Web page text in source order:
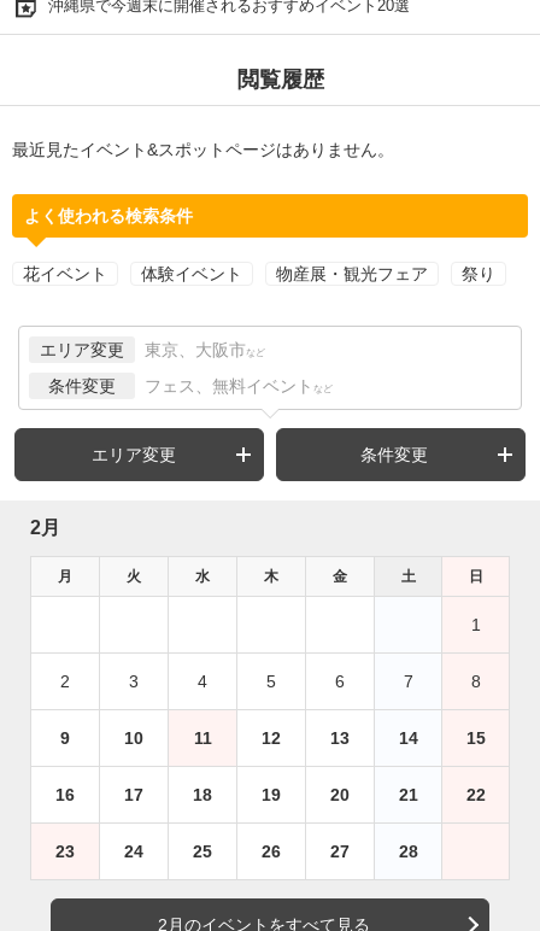
沖縄県で今週末に開催されるおすすめイベント20選
閲覧履歴
最近見たイベント&スポットページはありません。
よく使われる検索条件
花イベント 体験イベント 物産展・観光フェア 祭り
エリア変更 東京、大阪市 など
条件変更 フェス、無料イベント など
エリア変更 条件変更
2月
月 火 水 木 金 土 日
1
2 3 4 5 6 7 8
9 10 11 12 13 14 15
16 17 18 19 20 21 22
23 24 25 26 27 28
2月のイベントをすべて見る